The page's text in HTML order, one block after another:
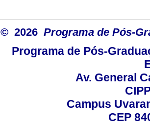
© 2026 Programa de Pós-
Programa de Pós-
Av. General
Campus
CEP